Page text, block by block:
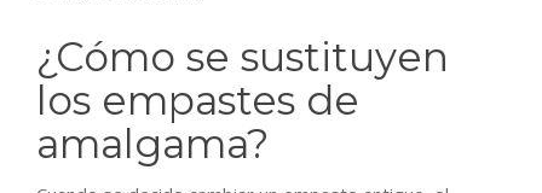
¿Cómo se sustituyen
los empastes de
amalgama?